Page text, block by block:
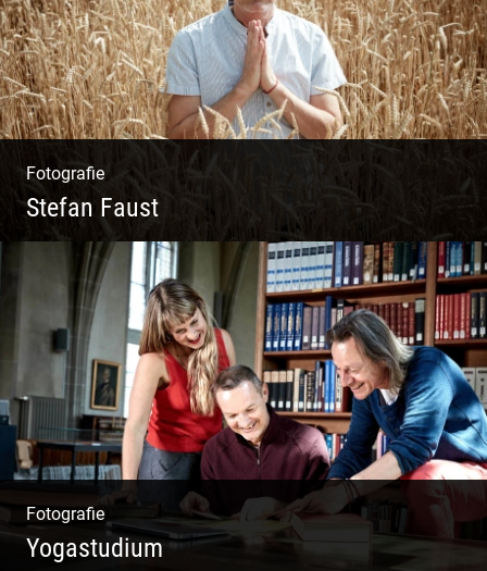
Fotografie
Stefan Faust
Yoga & Meditation
Fotografie
Yogastudium